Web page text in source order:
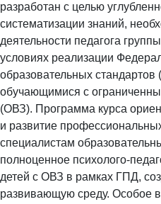
разработан с целью
систематизации знаний,
деятельности педагога
условиях реализации
образовательных
обучающимися с
(ОВЗ). Программа курса
и развитие
специалистам
полноценное психолого-
детей с ОВЗ в рамках ГПД,
развивающую среду. Особое